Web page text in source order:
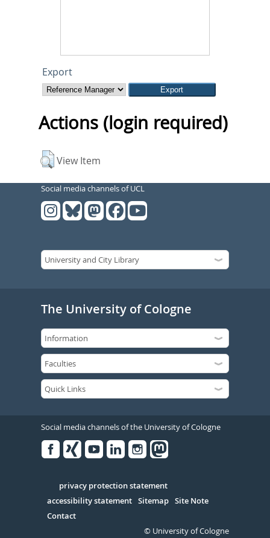
Export
Actions (login required)
View Item
Social media channels of UCL
The University of Cologne
Social media channels of the University of Cologne
Serivce
privacy protection statement
accessibility statement Sitemap Site Note
Contact
© University of Cologne